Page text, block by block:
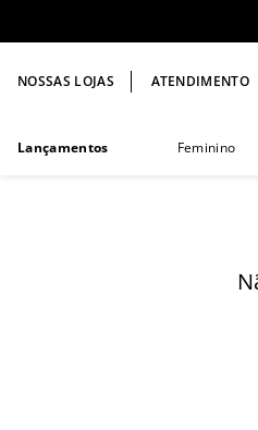
NOSSAS LOJAS ATENDIMENTO
Lançamentos Feminino